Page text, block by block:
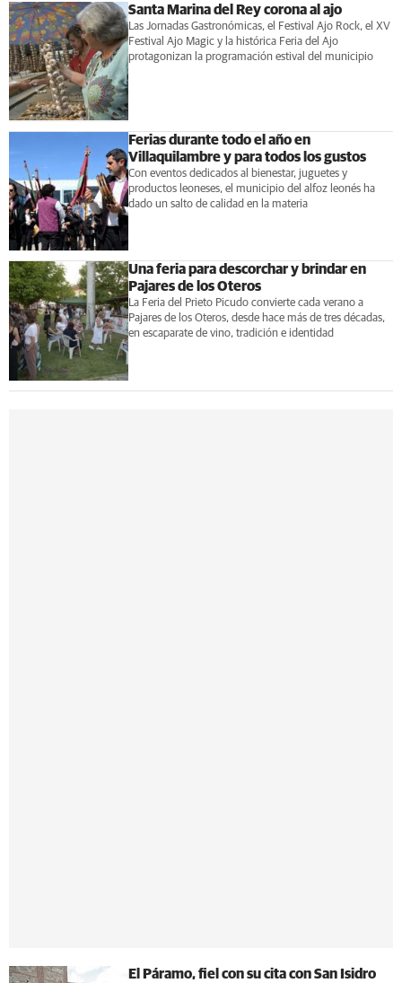
Santa Marina del Rey corona al ajo
Las Jornadas Gastronómicas, el Festival Ajo Rock, el XV
Festival Ajo Magic y la histórica Feria del Ajo
protagonizan la programación estival del municipio
Ferias durante todo el año en
Villaquilambre y para todos los gustos
Con eventos dedicados al bienestar, juguetes y
productos leoneses, el municipio del alfoz leonés ha
dado un salto de calidad en la materia
Una feria para descorchar y brindar en
Pajares de los Oteros
La Feria del Prieto Picudo convierte cada verano a
Pajares de los Oteros, desde hace más de tres décadas,
en escaparate de vino, tradición e identidad
El Páramo, fiel con su cita con San Isidro